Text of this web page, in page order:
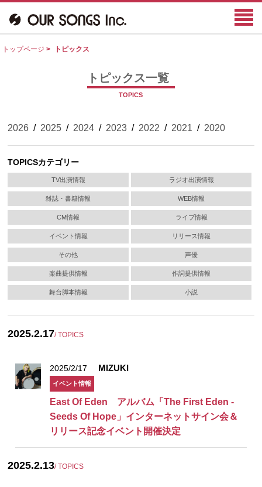
トップページ > トピックス
トピックス一覧
TOPICS
2026 / 2025 / 2024 / 2023 / 2022 / 2021 / 2020
TOPICSカテゴリー
TV出演情報 ラジオ出演情報
雑誌・書籍情報 WEB情報
CM情報 ライブ情報
イベント情報 リリース情報
その他 声優
楽曲提供情報 作詞提供情報
舞台脚本情報 小説
2025.2.17/ TOPICS
2025/2/17 MIZUKI
イベント情報
East Of Eden アルバム「The First Eden -
Seeds Of Hope」インターネットサイン会＆
リリース記念イベント開催決定
2025.2.13/ TOPICS